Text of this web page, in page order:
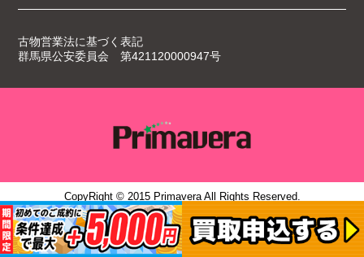
古物営業法に基づく表記
群馬県公安委員会 第421120000947号
CopyRight © 2015 Primavera All Rights Reserved.